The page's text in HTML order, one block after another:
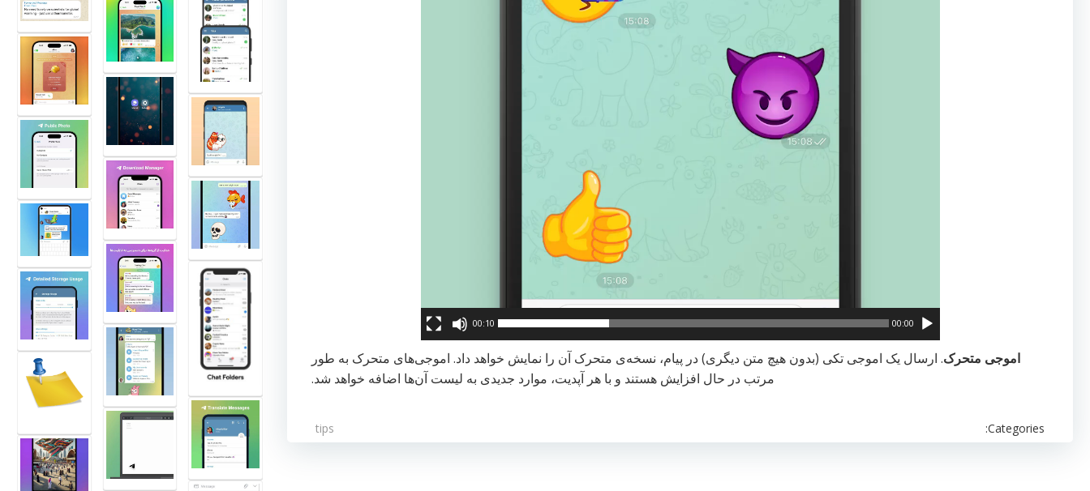
00:00
00:10
اموجی متحرک. ارسال یک اموجی تکی (بدون هیچ متن دیگری) در پیام، نسخه‌ی متحرک آن را نمایش خواهد داد. اموجی‌های متحرک به طور
مرتب در حال افزایش هستند و با هر آپدیت، موارد جدیدی به لیست آن‌ها اضافه خواهد شد.
Categories:
tips